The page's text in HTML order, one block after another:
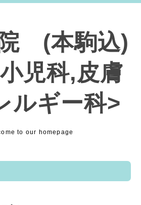
(本駒込)
児科,皮膚
ルギー科>
to our homepage